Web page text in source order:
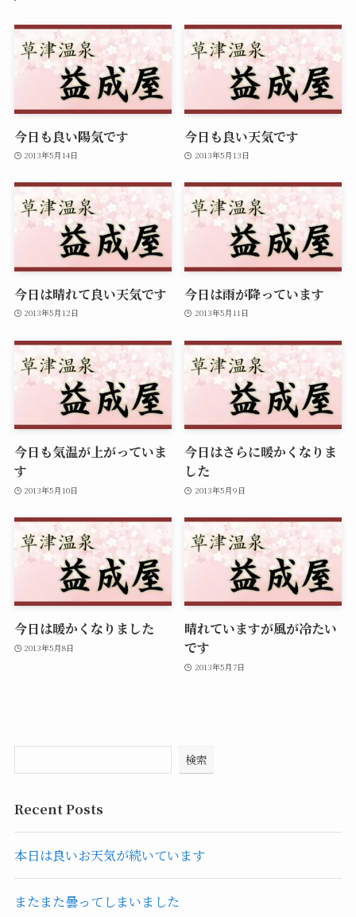
今日も良い陽気です
2013年5月14日
今日も良い天気です
2013年5月13日
今日は晴れて良い天気です
2013年5月12日
今日は雨が降っています
2013年5月11日
今日も気温が上がっていま
す
2013年5月10日
今日はさらに暖かくなりま
した
2013年5月9日
今日は暖かくなりました
2013年5月8日
晴れていますが風が冷たい
です
2013年5月7日
検索
Recent Posts
本日は良いお天気が続いています
またまた曇ってしまいました